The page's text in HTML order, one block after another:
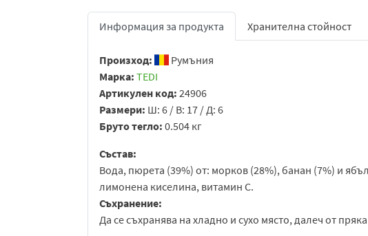
Информация за продукта Хранителна стойност
Произход:
Румъния
Марка: TEDI
Артикулен код: 24906
Размери: Ш: 6 / В: 17 / Д: 6
Бруто тегло: 0.504 кг
Състав:
Вода, пюрета (39%) от: морков (28%), банан (7%) и
лимонена киселина, витамин С.
Съхранение:
Да се съхранява на хладно и сухо място, далеч от